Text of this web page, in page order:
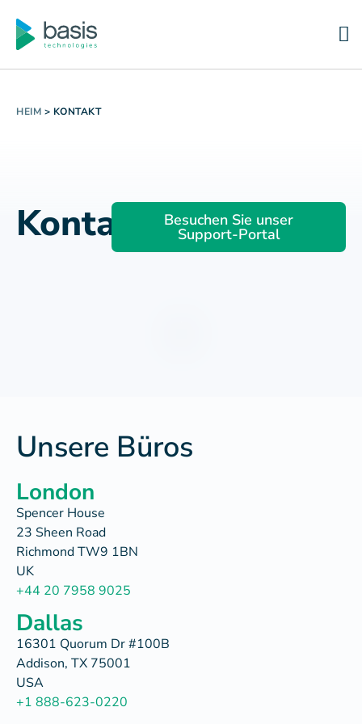
HEIM > KONTAKT
Kontakt Besuchen Sie unser
Support-Portal
Unsere Büros
London
Spencer House
23 Sheen Road
Richmond TW9 1BN
UK
+44 20 7958 9025
Dallas
16301 Quorum Dr #100B
Addison, TX 75001
USA
+1 888-623-0220